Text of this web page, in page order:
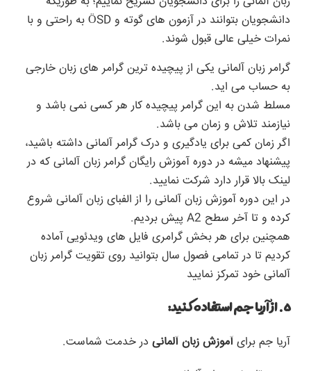
دانشجویان بتوانند در آزمون های گوته و ÖSD به راحتی و با
نمرات خیلی عالی قبول شوند.
گرامر زبان آلمانی یکی از پیچیده ترین گرامر های زبان خارجی
به حساب می اید.
مسلط شدن به این گرامر پیچیده کار هر کسی نمی باشد و
نیازمند تلاش و زمان می باشد.
اگر زمان کمی برای یادگیری و درک گرامر آلمانی داشته باشید،
پیشنهاد میشه در دوره آموزش رایگان گرامر زبان آلمانی که در
لینک بالا قرار دارد شرکت نمایید.
در این دوره آموزش زبان آلمانی را از الفبای زبان آلمانی شروع
کرده و تا آخر سطح A2 پیش بردیم.
همچنین برای هر بخش گرامری فایل های ویدئویی آماده
کردیم تا در تمامی فصول سال بتوانید روی تقویت گرامر زبان
آلمانی خود تمرکز نمایید
۵. از آریا جم استفاده کنید:
آریا جم برای آموزش زبان آلمانی در خدمت شماست.